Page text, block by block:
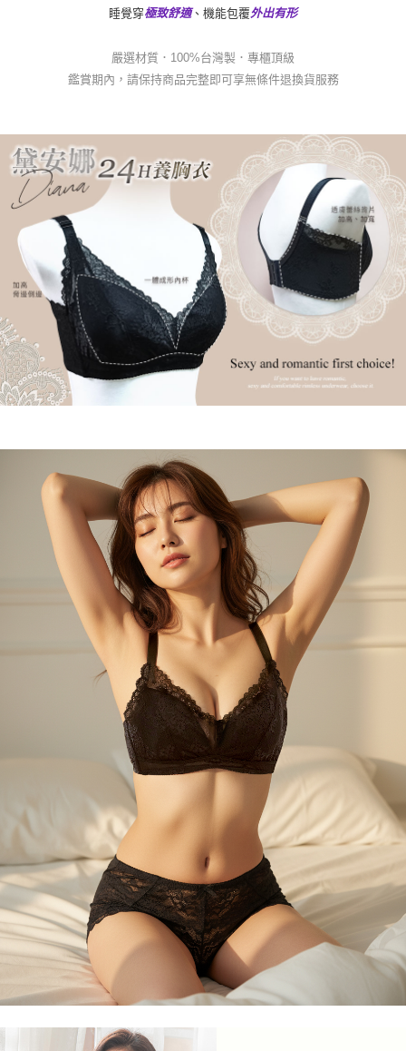
睡覺穿極致舒適、機能包覆外出有形
嚴選材質．100%台灣製．專櫃頂級
鑑賞期內，請保持商品完整即可享無條件退換貨服務